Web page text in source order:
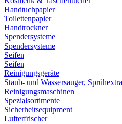
Handtuchpapier
Toilettenpapier
Handtrockner
Spendersysteme
Spendersysteme
Seifen
Seifen
Reinigungsgeräte
Staub- und Wassersauger,
Reinigungsmaschinen
Spezialsortimente
Sicherheitsequipment
Lufterfrischer